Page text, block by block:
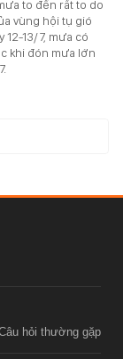
to đến rất to do
vùng hội tụ gió
12-13/7, mưa có
khi đón mưa lớn
hỏi thường gặp